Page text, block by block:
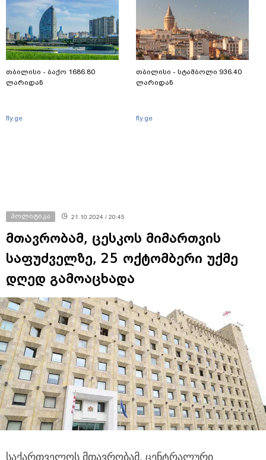
თბილისი - ბაქო 1686.80
ლარიდან
fly.ge
თბილისი - სტამბოლი 936.40
ლარიდან
fly.ge
პოლიტიკა 21.10.2024 / 20:45
მთავრობამ, ცესკოს მიმართვის
საფუძველზე, 25 ოქტომბერი უქმე
დღედ გამოაცხადა
საქართველოს მთავრობამ, ცენტრალური